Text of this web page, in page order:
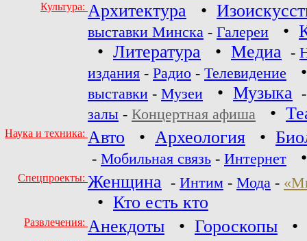
Культура: Архитектура •
выставки Минска - Галереи •
• Литература • Медиа -
издания - Радио - Телевидение
выставки - Музеи • Музыка
залы - Концертная афиша •
Наука и техника: Авто • Археология •
- Мобильная связь - Интернет
Спецпроекты: Женщина - Интим - Мода -
• Кто есть кто
Развлечения: Анекдоты • Гороскопы •